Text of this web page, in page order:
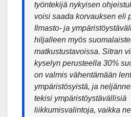
työntekijä nykyisen
voisi saada korvauksen eli
Ilmasto- ja
hiljalleen myös
matkustustavoissa. Sitran
kyselyn perusteella 30%
on valmis vähentämään
ympäristösyistä, ja
tekisi ympäristöystävällisiä
liikkumisvalintoja, vaikka